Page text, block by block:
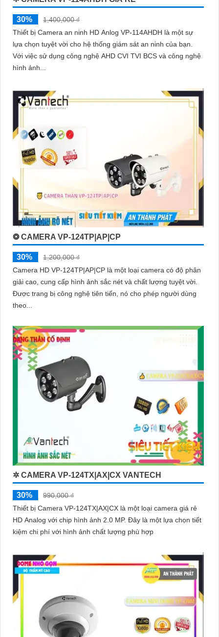
30%
1,400,000 ₫
Thiết bị Camera an ninh HD Anlog VP-114AHDH là một sự
lựa chọn tuyệt vời cho hệ thống giám sát an ninh của bạn.
Với việc sử dụng công nghệ AHD CVI TVI BCS và công nghệ
hình ảnh...
❂ CAMERA VP-124TP|AP|CP
30%
1,200,000 ₫
Camera HD VP-124TP|AP|CP là một loại camera có độ phân
giải cao, cung cấp hình ảnh sắc nét và chất lượng tuyệt vời.
Được trang bị công nghệ tiên tiến, nó cho phép người dùng
theo...
✲ CAMERA VP-124TX|AX|CX VANTECH
30%
990,000 ₫
Thiết bị Camera VP-124TX|AX|CX là một loại camera giá rẻ
HD Analog với chip hình ảnh 2.0 MP. Đây là một lựa chọn tiết
kiệm chi phí với hình ảnh chất lượng phù hợp